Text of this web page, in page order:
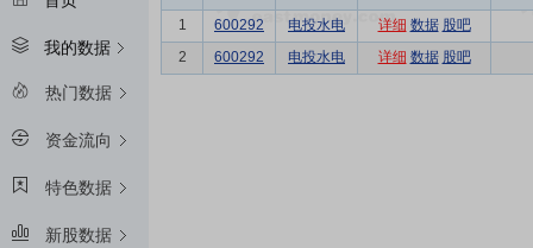
我的数据
热门数据
资金流向
特色数据
新股数据
1 600292 电投水电 详细 数据 股吧
2
600292 电投水电 详细 数据 股吧